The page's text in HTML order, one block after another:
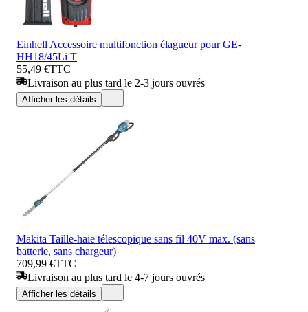
Einhell Accessoire multifonction élagueur pour GE-
HH18/45Li T
55,49 €TTC
Livraison au plus tard le 2-3 jours ouvrés
Afficher les détails
Makita Taille-haie télescopique sans fil 40V max. (sans
batterie, sans chargeur)
709,99 €TTC
Livraison au plus tard le 4-7 jours ouvrés
Afficher les détails